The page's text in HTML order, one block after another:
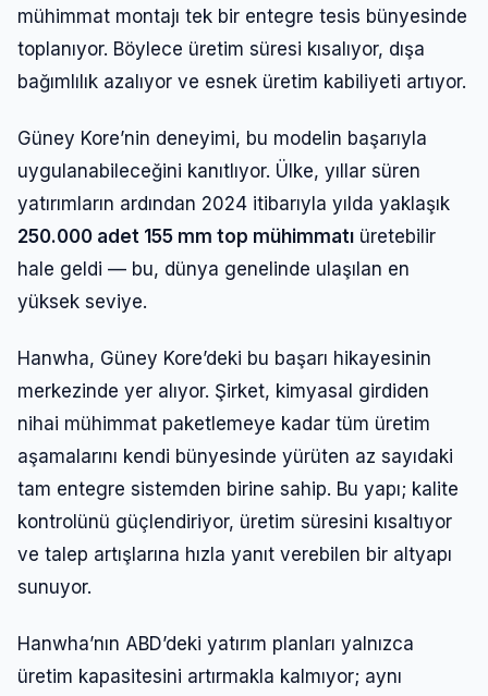
mühimmat montajı tek bir entegre tesis bünyesinde
toplanıyor. Böylece üretim süresi kısalıyor, dışa
bağımlılık azalıyor ve esnek üretim kabiliyeti artıyor.
Güney Kore’nin deneyimi, bu modelin başarıyla
uygulanabileceğini kanıtlıyor. Ülke, yıllar süren
yatırımların ardından 2024 itibarıyla yılda yaklaşık
250.000 adet 155 mm top mühimmatı üretebilir
hale geldi — bu, dünya genelinde ulaşılan en
yüksek seviye.
Hanwha, Güney Kore’deki bu başarı hikayesinin
merkezinde yer alıyor. Şirket, kimyasal girdiden
nihai mühimmat paketlemeye kadar tüm üretim
aşamalarını kendi bünyesinde yürüten az sayıdaki
tam entegre sistemden birine sahip. Bu yapı; kalite
kontrolünü güçlendiriyor, üretim süresini kısaltıyor
ve talep artışlarına hızla yanıt verebilen bir altyapı
sunuyor.
Hanwha’nın ABD’deki yatırım planları yalnızca
üretim kapasitesini artırmakla kalmıyor; aynı